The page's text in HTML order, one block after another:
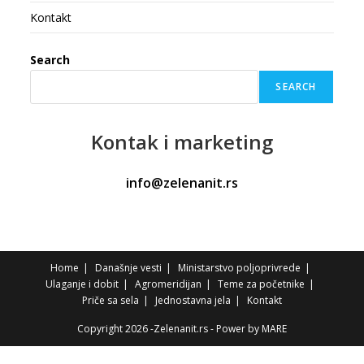
Kontakt
Search
SEARCH
Kontak i marketing
info@zelenanit.rs
Home Današnje vesti
Ministarstvo poljoprivrede
Ulaganje i dobit
Agromeridijan
Teme za početnike
Priče sa sela
Jednostavna jela Kontakt
Copyright 2026 -Zelenanit.rs - Power by MARE